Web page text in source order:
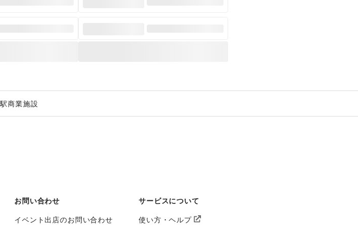
商業施設
お問い合わせ
イベント出店のお問い合わせ
サービスについて
使い方・ヘルプ